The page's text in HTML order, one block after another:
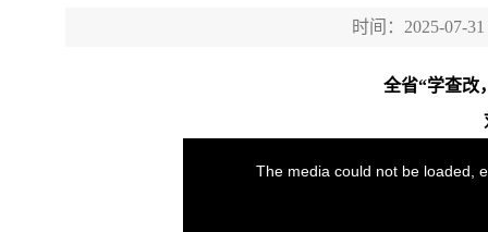
时间：2025-07-31
全省“学查改